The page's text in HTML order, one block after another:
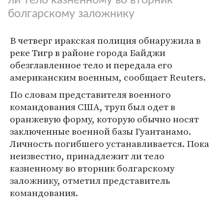
болгарскому заложнику
В четверг иракская полиция обнаружила в
реке Тигр в районе города Байджи
обезглавленное тело и передала его
американским военным, сообщает Reuters.
По словам представителя военного
командования США, труп был одет в
оранжевую форму, которую обычно носят
заключенные военной базы Гуантанамо.
Личность погибшего устанавливается. Пока
неизвестно, принадлежит ли тело
казненному во вторник болгарскому
заложнику, отметил представитель
командования.